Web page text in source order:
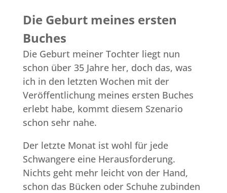
Die Geburt meines ersten
Buches
Die Geburt meiner Tochter liegt nun
schon über 35 Jahre her, doch das, was
ich in den letzten Wochen mit der
Veröffentlichung meines ersten Buches
erlebt habe, kommt diesem Szenario
schon sehr nahe.
Der letzte Monat ist wohl für jede
Schwangere eine Herausforderung.
Nichts geht mehr leicht von der Hand,
schon das Bücken oder Schuhe zubinden